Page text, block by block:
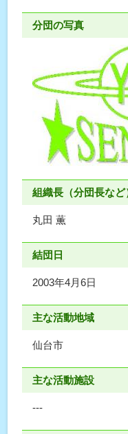
分団の写真
組織長（分団長など
丸田 薫
結団日
2003年4月6日
主な活動地域
仙台市
主な活動施設
---